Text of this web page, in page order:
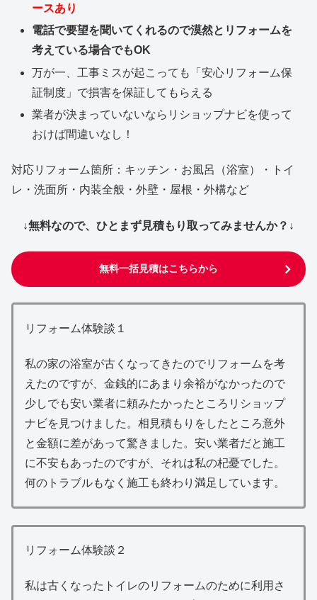
ースあり
電話で要望を聞いてくれるので漠然とリフォームを
考えている場合でもOK
万が一、工事ミスが起こっても「安心リフォーム保
証制度」で損害を保証してもらえる
業者が決まっていないならリショップナビを使って
おけば間違いなし！
対応リフォーム箇所：キッチン・お風呂（浴室）・トイ
レ・洗面所・内装全般・外壁・屋根・外構など
↓無料なので、ひとまず見積もり取ってみませんか？↓
無料一括見積はこちらから
リフォーム体験談１
私の家の浴室が古くなってきたのでリフォームを考
えたのですが、金銭的にあまり余裕がなかったので
少しでも安い業者に頼みたかったところリショップ
ナビを見つけました。相見積もりをしたところ意外
と金額に差があって驚きました。安い業者だと施工
に不安もあったのですが、それは私の杞憂でした。
何のトラブルもなく施工も終わり満足しています。
リフォーム体験談２
私は古くなったトイレのリフォームのために利用さ